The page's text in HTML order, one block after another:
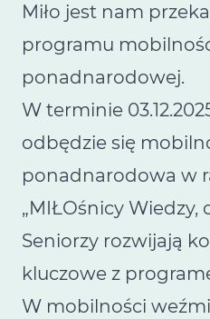
Miło jest nam
programu
ponadnarodowej.
W terminie
odbędzie się
ponadnarodowa w
„MIŁOśnicy Wiedzy,
Seniorzy rozwijają
kluczowe z
W mobilności